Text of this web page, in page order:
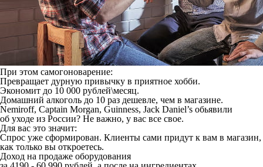
При этом самогоноварение:
Превращает дурную привычку в приятное хобби.
Экономит до 10 000 рублей\месяц.
Домашний алкоголь до 10 раз дешевле, чем в магазине.
Nemiroff, Captain Morgan, Guinness, Jack Daniel’s обьявили
об уходе из России? Не важно, у вас все свое.
Для вас это значит:
Спрос уже сформирован. Клиенты сами придут к вам в магазин,
как только вы откроетесь.
Доход на продаже оборудования